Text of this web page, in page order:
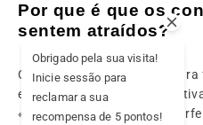
Por que é que os
sentem atraídos?
O consumidor de CBD
experiência olfativa e
«Cookies» respondem na
Obrigado pela sua visita!
Inicie sessão para
reclamar a sua
recompensa de 5 pontos!